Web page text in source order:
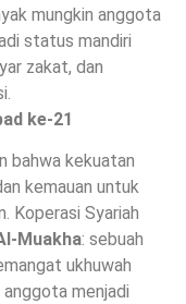
mungkin anggota
status mandiri
zakat, dan
ke-21
bahwa kekuatan
kemauan untuk
Koperasi Syariah
Muakha: sebuah
ukhuwah
menjadi